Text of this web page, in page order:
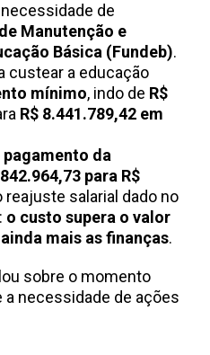
de
Manutenção e
Básica (Fundeb).
custear a educação
mínimo, indo de R$
R$ 8.441.789,42 em
pagamento da
para R$
reajuste salarial dado no
o custo supera o valor
mais as finanças.
sobre o momento
a necessidade de ações